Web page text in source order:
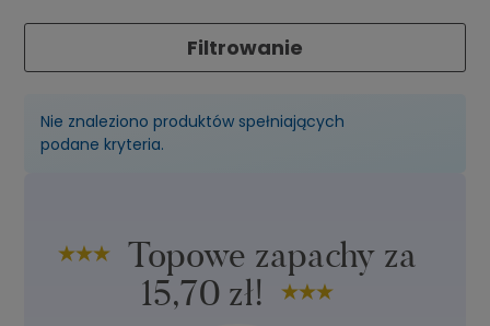
Filtrowanie
Nie znaleziono produktów spełniających
podane kryteria.
Topowe zapachy za
15,70 zł!